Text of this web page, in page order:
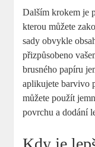
Dalším krokem je
kterou můžete
sady obvykle⁤
přizpůsobeno
brusného papíru
aplikujete⁢ barvivo
⁣můžete použít
povrchu a dodání